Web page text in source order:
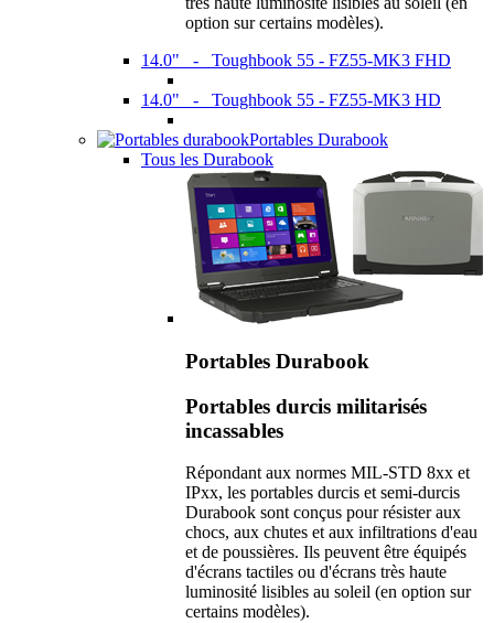
option sur certains modèles).
14.0" - Toughbook 55 - FZ55-MK3 FHD
14.0" - Toughbook 55 - FZ55-MK3 HD
Portables Durabook
Tous les Durabook
Portables Durabook
Portables durcis militarisés
incassables
Répondant aux normes MIL-STD 8xx et
IPxx, les portables durcis et semi-durcis
Durabook sont conçus pour résister aux
chocs, aux chutes et aux infiltrations d'eau
et de poussières. Ils peuvent être équipés
d'écrans tactiles ou d'écrans très haute
luminosité lisibles au soleil (en option sur
certains modèles).